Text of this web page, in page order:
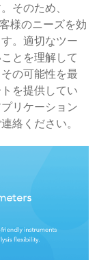
そのため、
様のニーズを効
。適切なツー
とを理解して
の可能性を最
を提供してい
リケーション
絡ください。